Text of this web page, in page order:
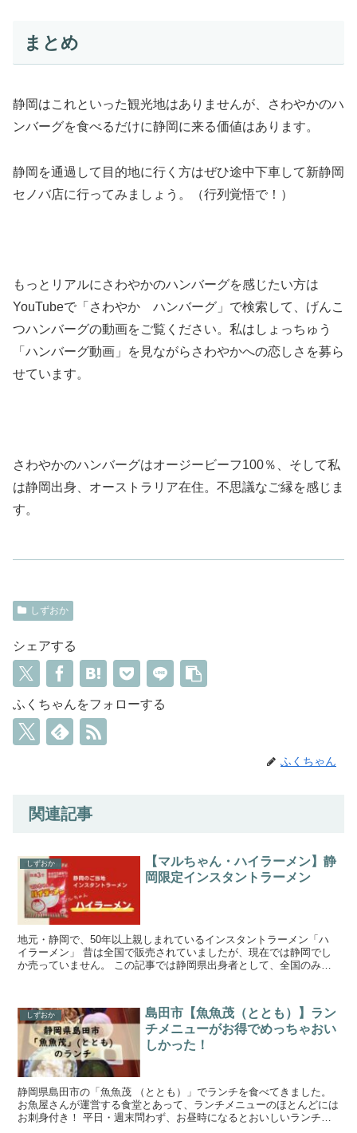
まとめ
静岡はこれといった観光地はありませんが、さわやかのハ
ンバーグを食べるだけに静岡に来る価値はあります。
静岡を通過して目的地に行く方はぜひ途中下車して新静岡
セノバ店に行ってみましょう。（行列覚悟で！）
もっとリアルにさわやかのハンバーグを感じたい方は
YouTubeで「さわやか ハンバーグ」で検索して、げんこ
つハンバーグの動画をご覧ください。私はしょっちゅう
「ハンバーグ動画」を見ながらさわやかへの恋しさを募ら
せています。
さわやかのハンバーグはオージービーフ100％、そして私
は静岡出身、オーストラリア在住。不思議なご縁を感じま
す。
しずおか
シェアする
ふくちゃんをフォローする
ふくちゃん
関連記事
しずおか
【マルちゃん・ハイラーメン】静
岡限定インスタントラーメン
地元・静岡で、50年以上親しまれているインスタントラーメン「ハ
イラーメン」 昔は全国で販売されていましたが、現在では静岡でし
か売っていません。 この記事では静岡県出身者として、全国のみな
しずおか
島田市【魚魚茂（ととも）】ラン
チメニューがお得でめっちゃおい
しかった！
静岡県島田市の「魚魚茂 （ととも）」でランチを食べてきました。
お魚屋さんが運営する食堂とあって、ランチメニューのほとんどには
お刺身付き！ 平日・週末問わず、お昼時になるとおいしいランチを